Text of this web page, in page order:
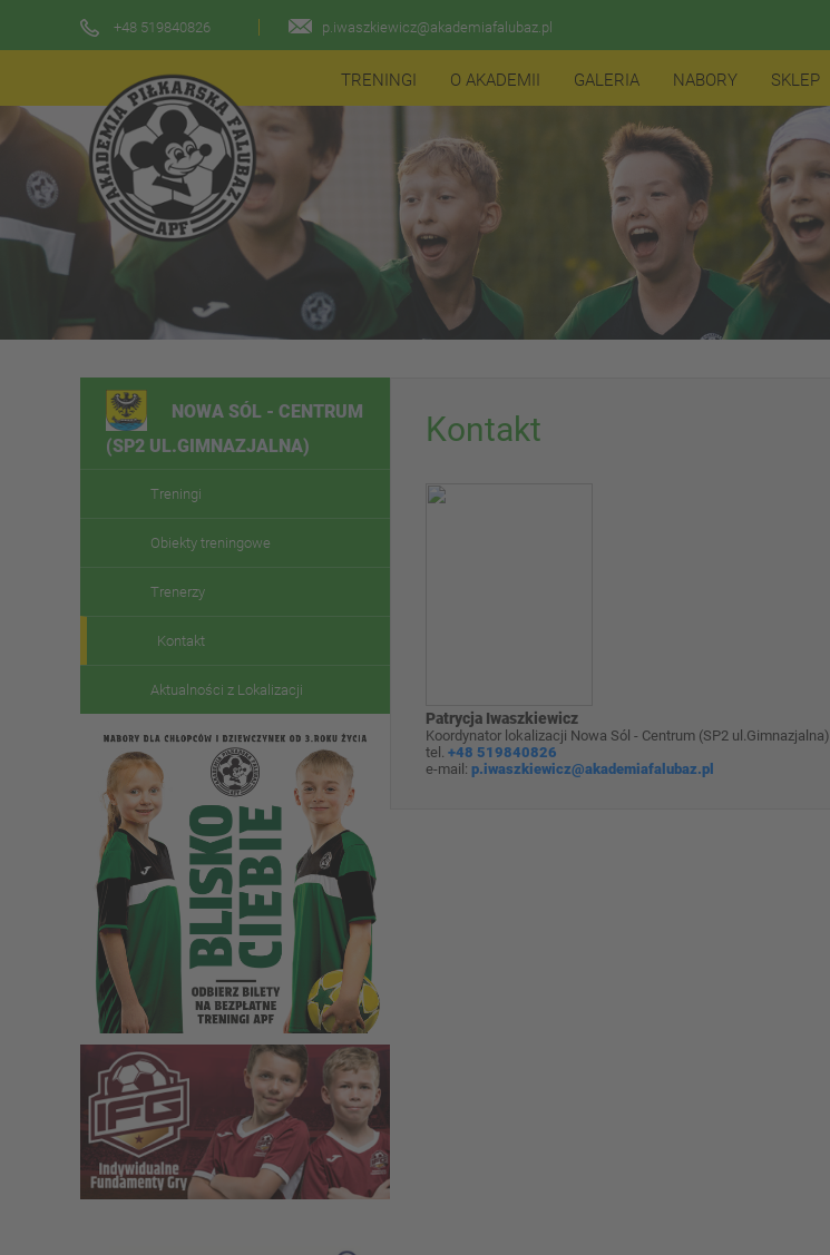
+48 519840826 p.iwaszkiewicz@akademiafalubaz.pl
TRENINGI O AKADEMII GALERIA NABORY SKLEP
NOWA SÓL - CENTRUM
(SP2 UL.GIMNAZJALNA)
Treningi
Obiekty treningowe
Trenerzy
Kontakt
Aktualności z Lokalizacji
Kontakt
Patrycja Iwaszkiewicz
Koordynator lokalizacji Nowa Sól - Centrum (SP2 ul.Gimnazjalna)
tel. +48 519840826
e-mail: p.iwaszkiewicz@akademiafalubaz.pl